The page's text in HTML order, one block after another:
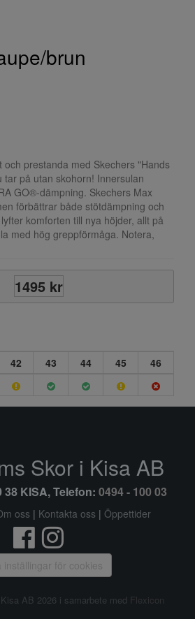
brun
och prestanda med Skechers "Hands
tar på utan skohorn! Innersulan
GO®-dämpning. Skechers Max
förbättrar både stötdämpning och
komforten till nya höjder, allt på
med hög greppförmåga. Notera,
1495 kr
42 43 44 45
46
Skor i Kisa AB
KISA, Telefon: 0494 - 100 03
oss | Kontakta oss | Öppettider
inställingar för cookies
AB 2026 i samarbete med Flexicon